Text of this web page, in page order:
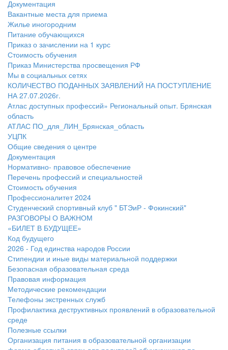
Документация
Вакантные места для приема
Жилье иногородним
Питание обучающихся
Приказ о зачислении на 1 курс
Стоимость обучения
Приказ Министерства просвещения РФ
Мы в социальных сетях
КОЛИЧЕСТВО ПОДАННЫХ ЗАЯВЛЕНИЙ НА ПОСТУПЛЕНИЕ
НА 27.07.2026г.
Атлас доступных профессий» Региональный опыт. Брянская
область
АТЛАС ПО_для_ЛИН_Брянская_область
УЦПК
Общие сведения о центре
Документация
Нормативно- правовое обеспечение
Перечень профессий и специальностей
Стоимость обучения
Профессионалитет 2024
Студенческий спортивный клуб " БТЭиР - Фокинский"
РАЗГОВОРЫ О ВАЖНОМ
«БИЛЕТ В БУДУЩЕЕ»
Код будущего
2026 - Год единства народов России
Стипендии и иные виды материальной поддержки
Безопасная образовательная среда
Правовая информация
Методические рекомендации
Телефоны экстренных служб
Профилактика деструктивных проявлений в образовательной
среде
Полезные ссылки
Организация питания в образовательной организации